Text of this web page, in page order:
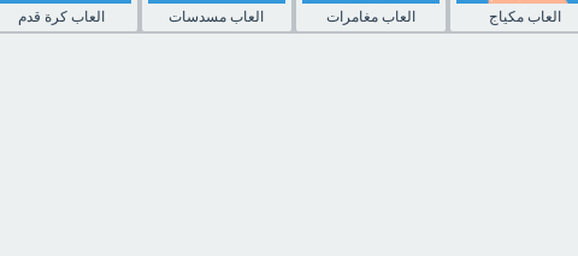
العاب كرة قدم العاب مسدسات العاب مغامرات العاب مكياج